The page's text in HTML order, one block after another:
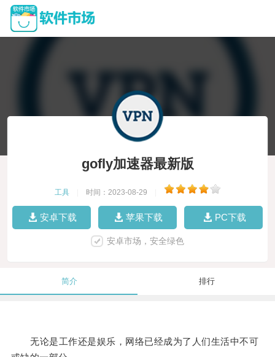
gofly加速器最新版
工具 时间：2023-08-29
安卓下载 苹果下载 PC下载
安卓市场，安全绿色
简介 排行
无论是工作还是娱乐，网络已经成为了人们生活中不可